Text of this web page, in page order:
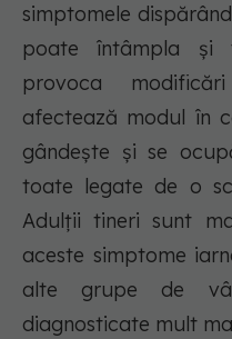
simptomele
poate întâmpla și
provoca
afectează modul în
gândește și se
toate legate de o
Adulții tineri sunt
aceste simptome
alte grupe de
diagnosticate mult